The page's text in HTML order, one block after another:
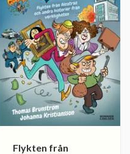
Flykten från